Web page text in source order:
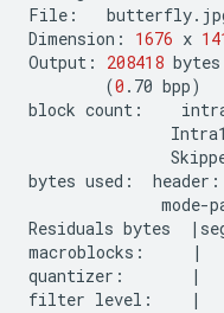
File:
Dimension:
1676 x
Output:
208418 bytes
(0 .70 bpp)
block count:
bytes used: header:
Residuals bytes |
macroblocks:
|
quantizer:
|
filter level: |